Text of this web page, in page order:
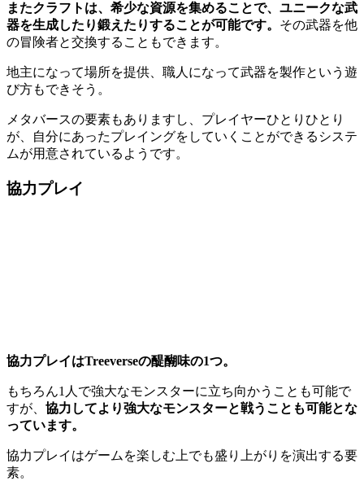
またクラフトは、希少な資源を集めることで、ユニークな武
器を生成したり鍛えたりすることが可能です。 その武器を他
の冒険者と交換することもできます。
地主になって場所を提供、職人になって武器を製作という遊
び方もできそう。
メタバースの要素もありますし、プレイヤーひとりひとり
が、自分にあったプレイングをしていくことができるシステ
ムが用意されているようです。
協力プレイ
協力プレイはTreeverseの醍醐味の1つ。
もちろん1人で強大なモンスターに立ち向かうことも可能で
すが、 協力してより強大なモンスターと戦うことも可能とな
っています。
協力プレイはゲームを楽しむ上でも盛り上がりを演出する要
素。